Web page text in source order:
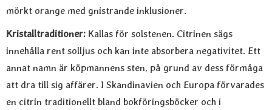
mörkt orange med gnistrande inklusioner.
Kristalltraditioner: Kallas för solstenen. Citrinen sägs
innehålla rent solljus och kan inte absorbera negativitet. Ett
annat namn är köpmannens sten, på grund av dess förmåga
att dra till sig affärer. I Skandinavien och Europa förvarades
en citrin traditionellt bland bokföringsböcker och i